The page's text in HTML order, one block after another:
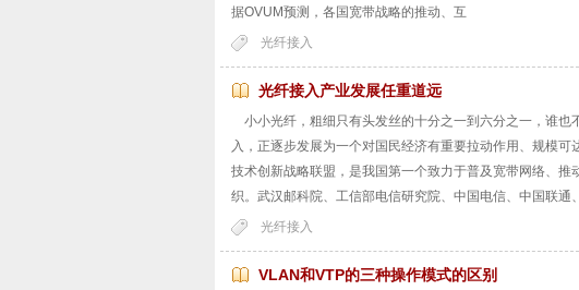
据OVUM预测，各国宽带战略的推动、互
光纤接入
光纤接入产业发展任重道远
小小光纤，粗细只有头发丝的十分之一到六分之一，谁
入，正逐步发展为一个对国民经济有重要拉动作用、规
技术创新战略联盟，是我国第一个致力于普及宽带网络、
织。武汉邮科院、工信部电信研究院、中国电信、中国联通
光纤接入
VLAN和VTP的三种操作模式的区别